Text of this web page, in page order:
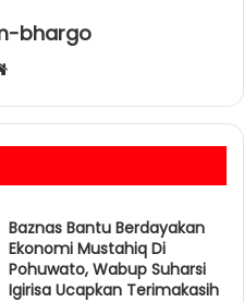
bhargo
b
s
e
Baznas Bantu Berdayakan
Ekonomi Mustahiq Di
Pohuwato, Wabup Suharsi
Igirisa Ucapkan Terimakasih